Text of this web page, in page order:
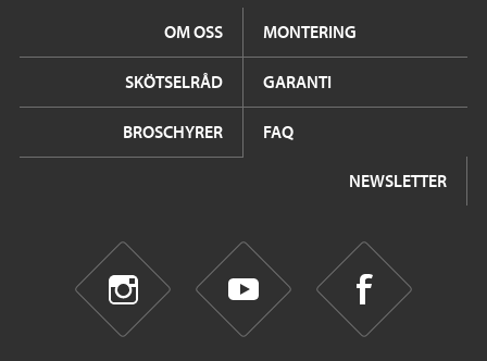
OM OSS MONTERING
SKÖTSELRÅD GARANTI
BROSCHYRER FAQ
NEWSLETTER